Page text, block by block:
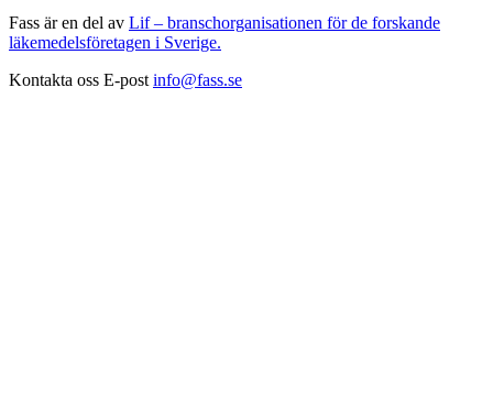
Fass är en del av Lif – branschorganisationen för de forskande
läkemedelsföretagen i Sverige.
Kontakta oss E-post info@fass.se